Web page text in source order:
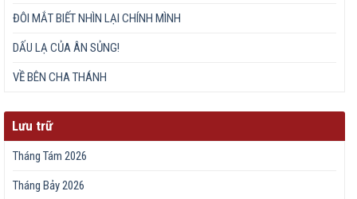
ĐÔI MẮT BIẾT NHÌN LẠI CHÍNH MÌNH
DẤU LẠ CỦA ÂN SỦNG!
VỀ BÊN CHA THÁNH
Lưu trữ
Tháng Tám 2026
Tháng Bảy 2026